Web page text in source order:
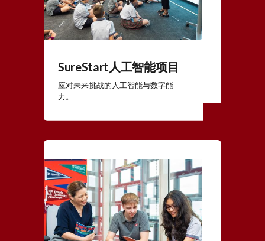
SureStart人工智能项目
应对未来挑战的人工智能与数字能
力。